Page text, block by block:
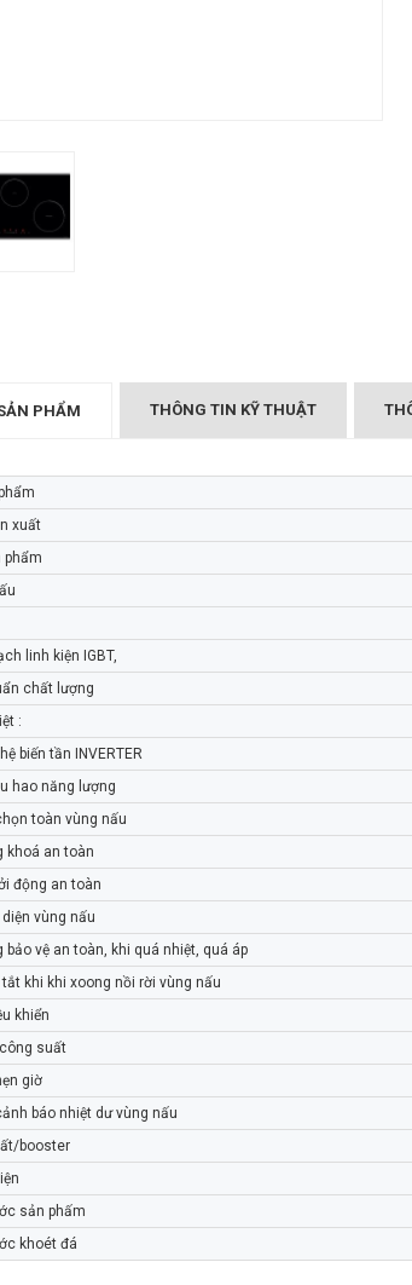
PHẨM THÔNG TIN KỸ THUẬT
xuất
phẩm
linh kiện IGBT,
chất lượng
:
biến tần INVERTER
hao năng lượng
toàn vùng nấu
khoá an toàn
động an toàn
vùng nấu
bảo vệ an toàn, khi quá nhiệt, quá áp
khi khi xoong nồi rời vùng nấu
khiển
suất
giờ
báo nhiệt dư vùng nấu
booster
sản phấm
khoét đá
2ST-3304
₫
EU-
₫
T881G